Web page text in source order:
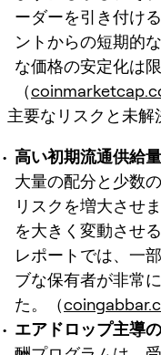
ーダーを引き付け
ントからの短期的
な価格の安定化は
（
主要なリスクと未解
高い初期流通供給
大量の配分と少数
リスクを増大させ
を大きく変動させ
レポートでは、一
ブな保有者が非常
た。（
エアドロップ主導